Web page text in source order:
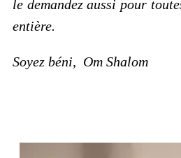
le demandez aussi pour
entière.
Soyez béni, Om Shalom